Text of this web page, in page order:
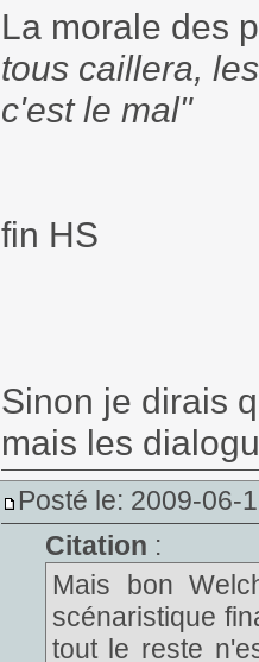
La morale des
tous caillera,
c'est le mal"
fin HS
Sinon je dirais
mais les
Posté le: 2009-06-
Citation :
Mais bon
scénaristique
tout le reste